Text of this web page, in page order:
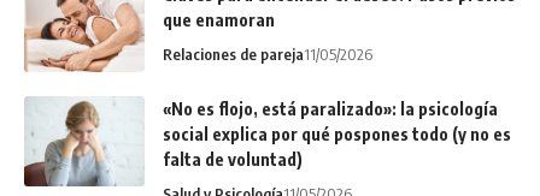
que enamoran
Relaciones de pareja11/05/2026
«No es flojo, está paralizado»: la psicología
social explica por qué pospones todo (y no es
falta de voluntad)